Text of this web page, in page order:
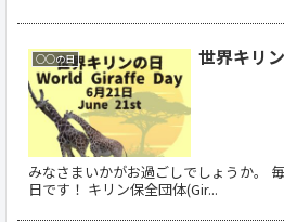
○○の日 世界キリ
みなさまいかがお過ごしでしょうか。
日です！ キリン保全団体(Gir...